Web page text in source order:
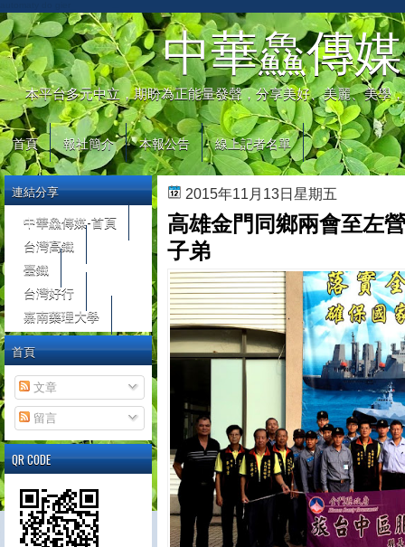
中華鱻傳媒
本平台多元中立，期盼為正能量發聲，分享美好、美麗、美學
首頁 報社簡介 本報公告 線上記者名單
2015年11月13日星期五
高雄金門同鄉兩會至左
子弟
連結分享
中華鱻傳媒-首頁
台灣高鐵
臺鐵
台灣好行
嘉南藥理大學
首頁
文章
留言
QR CODE